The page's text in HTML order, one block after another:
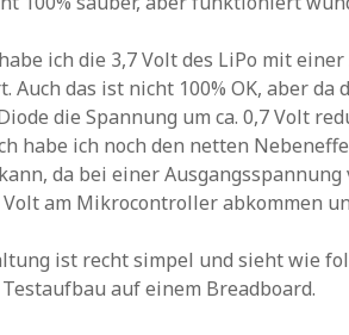
ich die 3,7 Volt des LiPo mit
Auch das ist nicht 100% OK, aber
die Spannung um ca. 0,7 Volt
habe ich noch den netten
da bei einer
Volt am Mikrocontroller abkommen
ist recht simpel und sieht wie
auf einem Breadboard.